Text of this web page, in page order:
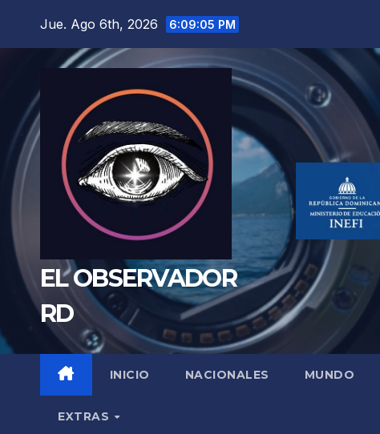
Jue. Ago 6th, 2026 6:09:06 PM
EL OBSERVADOR
RD
INICIO NACIONALES MUNDO
EXTRAS